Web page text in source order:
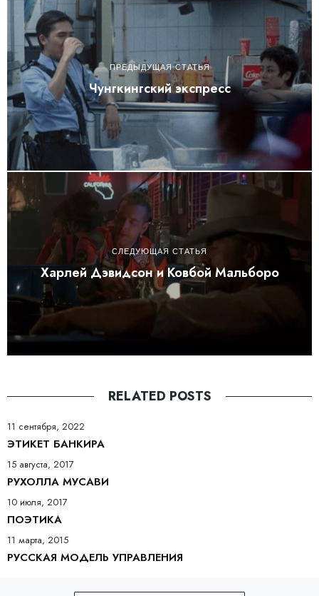
ПРЕДЫДУЩАЯ СТАТЬЯ
Чунгкингский экспресс
СЛЕДУЮЩАЯ СТАТЬЯ
Харлей Дэвидсон и Ковбой Мальборо
RELATED POSTS
11 сентября, 2022
ЭТИКЕТ БАНКИРА
15 августа, 2017
РУХОЛЛА МУСАВИ
10 июля, 2017
ПОЭТИКА
11 марта, 2015
РУССКАЯ МОДЕЛЬ УПРАВЛЕНИЯ